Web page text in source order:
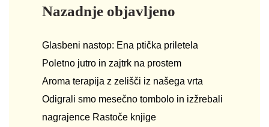
Nazadnje objavljeno
Glasbeni nastop: Ena ptička priletela
Poletno jutro in zajtrk na prostem
Aroma terapija z zelišči iz našega vrta
Odigrali smo mesečno tombolo in izžrebali
nagrajence Rastoče knjige